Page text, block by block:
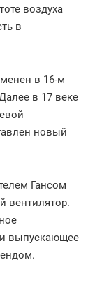
воздуха
в
в 16-м
в 17 веке
новый
Гансом
вентилятор.
и выпускающее